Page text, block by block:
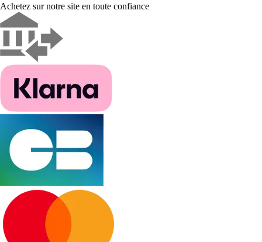
Achetez sur notre site en toute confiance